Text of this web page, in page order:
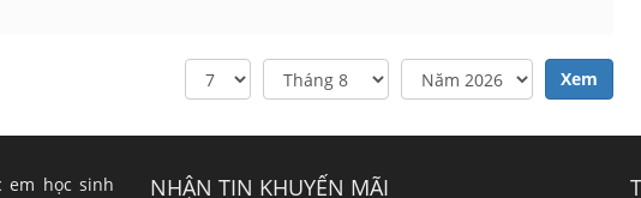
Xem
NHẬN TIN KHUYẾN MÃI
em học sinh